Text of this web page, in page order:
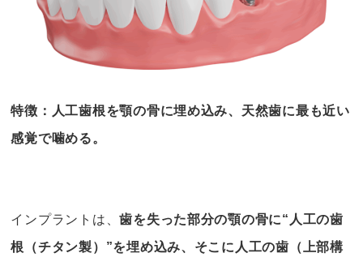
特徴：人工歯根を顎の骨に埋め込み、天然歯に最も近い
感覚で噛める。
インプラントは、歯を失った部分の顎の骨に“人工の歯
根（チタン製）”を埋め込み、そこに人工の歯（上部構